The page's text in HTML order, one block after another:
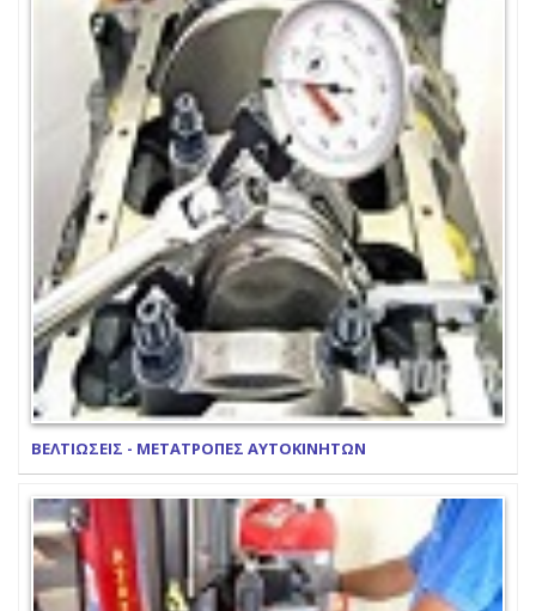
ΒΕΛΤΙΩΣΕΙΣ - ΜΕΤΑΤΡΟΠΕΣ ΑΥΤΟΚΙΝΗΤΩΝ